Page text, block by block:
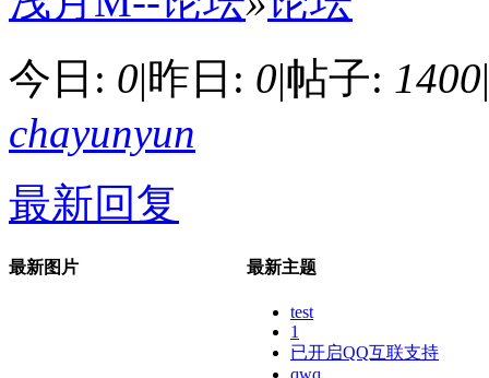
今日: 0|昨日: 0|帖子: 1400|
chayunyun
最新回复
最新图片 最新主题
test
1
已开启QQ互联支持